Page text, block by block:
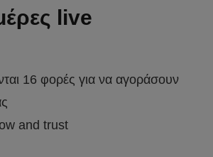
live
16 φορές για να αγοράσουν
and trust